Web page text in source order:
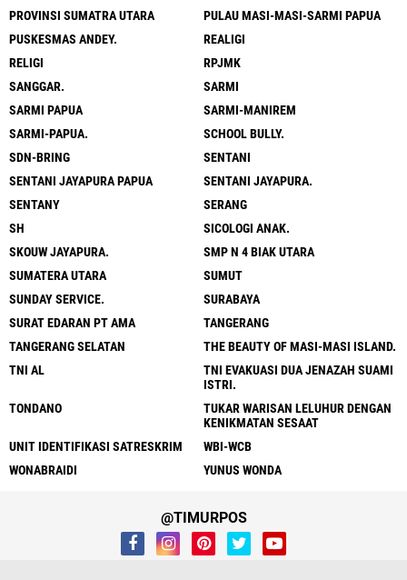
PROVINSI SUMATRA UTARA
PULAU MASI-MASI-SARMI PAPUA
PUSKESMAS ANDEY.
REALIGI
RELIGI
RPJMK
SANGGAR.
SARMI
SARMI PAPUA
SARMI-MANIREM
SARMI-PAPUA.
SCHOOL BULLY.
SDN-BRING
SENTANI
SENTANI JAYAPURA PAPUA
SENTANI JAYAPURA.
SENTANY
SERANG
SH
SICOLOGI ANAK.
SKOUW JAYAPURA.
SMP N 4 BIAK UTARA
SUMATERA UTARA
SUMUT
SUNDAY SERVICE.
SURABAYA
SURAT EDARAN PT AMA
TANGERANG
TANGERANG SELATAN
THE BEAUTY OF MASI-MASI ISLAND.
TNI AL
TNI EVAKUASI DUA JENAZAH SUAMI
ISTRI.
TONDANO
TUKAR WARISAN LELUHUR DENGAN
KENIKMATAN SESAAT
UNIT IDENTIFIKASI SATRESKRIM
WBI-WCB
WONABRAIDI
YUNUS WONDA
@TIMURPOS